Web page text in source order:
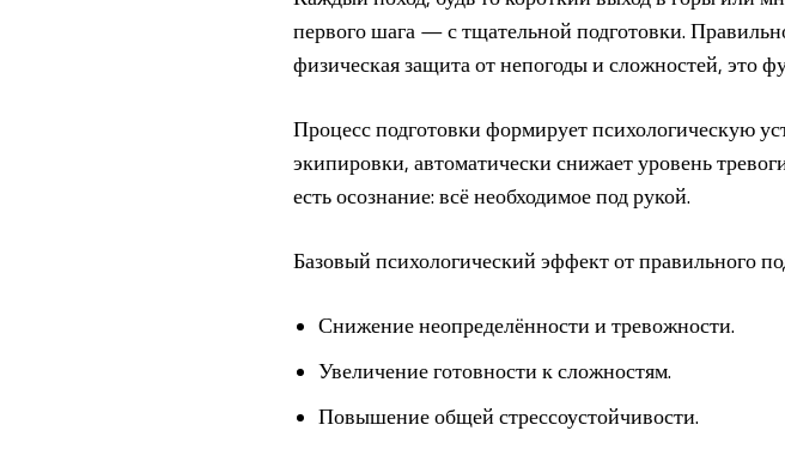
первого шага — с тщательной подготовки.
физическая защита от непогоды и сложностей, это
Процесс подготовки формирует психологическую
экипировки, автоматически снижает уровень
есть осознание: всё необходимое под рукой.
Базовый психологический эффект от правильного
Снижение неопределённости и тревожности.
Увеличение готовности к сложностям.
Повышение общей стрессоустойчивости.